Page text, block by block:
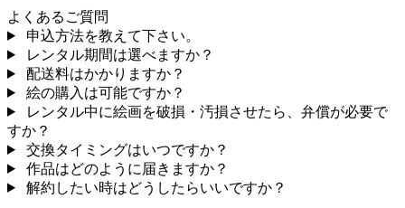
よくあるご質問
申込方法を教えて下さい。
レンタル期間は選べますか？
配送料はかかりますか？
絵の購入は可能ですか？
レンタル中に絵画を破損・汚損させたら、弁償が必要で
すか？
交換タイミングはいつですか？
作品はどのように届きますか？
解約したい時はどうしたらいいですか？